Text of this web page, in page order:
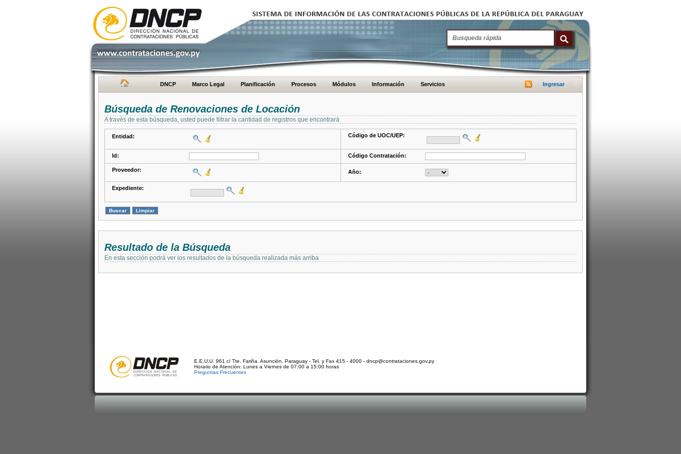
DNCP Marco Legal Planificación Procesos Módulos Información Servicios Ingresar
Búsqueda de Renovaciones de Locación
A través de esta búsqueda, usted puede filtrar la cantidad de registros que encontrará
Entidad: Código de UOC/UEP:
Id: Código Contratación:
Proveedor: Año:
Expediente:
Resultado de la Búsqueda
En esta sección podrá ver los resultados de la búsqueda realizada más arriba
E.E.U.U. 961 c/ Tte. Fariña. Asunción, Paraguay - Tel. y Fax 415 - 4000 - dncp@contrataciones.gov.py
Horario de Atención: Lunes a Viernes de 07:00 a 15:00 horas
Preguntas Frecuentes